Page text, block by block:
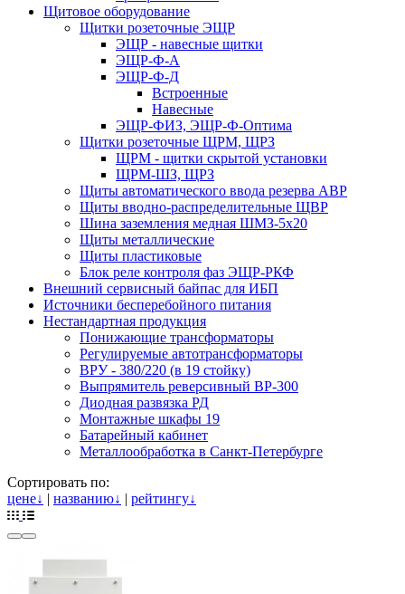
Щитовое оборудование
Щитки розеточные ЭЩР
ЭЩР - навесные щитки
ЭЩР-Ф-А
ЭЩР-Ф-Д
Встроенные
Навесные
ЭЩР-ФИЗ, ЭЩР-Ф-Оптима
Щитки розеточные ЩРМ, ЩРЗ
ЩРМ - щитки скрытой установки
ЩРМ-ШЗ, ЩРЗ
Щиты автоматического ввода резерва АВР
Щиты вводно-распределительные ЩВР
Шина заземления медная ШМЗ-5х20
Щиты металлические
Щиты пластиковые
Блок реле контроля фаз ЭЩР-РКФ
Внешний сервисный байпас для ИБП
Источники бесперебойного питания
Нестандартная продукция
Понижающие трансформаторы
Регулируемые автотрансформаторы
ВРУ - 380/220 (в 19 стойку)
Выпрямитель реверсивный ВР-300
Диодная развязка РД
Монтажные шкафы 19
Батарейный кабинет
Металлообработка в Санкт-Петербурге
Сортировать по:
цене↓ | названию↓ | рейтингу↓